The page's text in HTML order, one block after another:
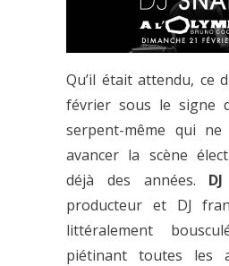
Qu’il était attendu, ce
février sous le signe
serpent-même qui
avancer la scène
déjà des années.
producteur et DJ
littéralement
piétinant toutes les